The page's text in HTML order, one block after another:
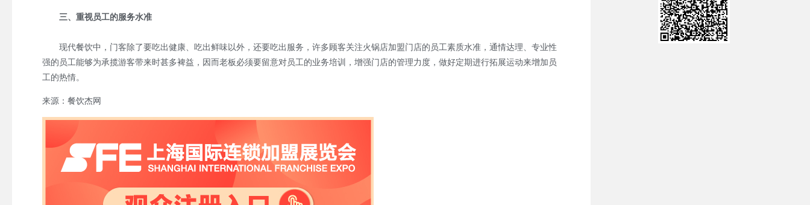
三、重视员工的服务水准
现代餐饮中，门客除了要吃出健康、吃出鲜味以外，还要吃出服务，许多顾客关注火锅店加盟门店的员工素质水准，通情达理、专业性
强的员工能够为承揽游客带来时甚多裨益，因而老板必须要留意对员工的业务培训，增强门店的管理力度，做好定期进行拓展运动来增加员
工的热情。
来源：餐饮杰网